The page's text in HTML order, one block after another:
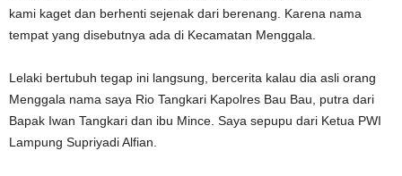
kami kaget dan berhenti sejenak dari berenang. Karena nama
tempat yang disebutnya ada di Kecamatan Menggala.
Lelaki bertubuh tegap ini langsung, bercerita kalau dia asli orang
Menggala nama saya Rio Tangkari Kapolres Bau Bau, putra dari
Bapak Iwan Tangkari dan ibu Mince. Saya sepupu dari Ketua PWI
Lampung Supriyadi Alfian.